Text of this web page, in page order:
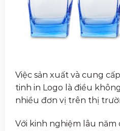
Việc sản xuất và cung
tinh in Logo là điều
nhiều đơn vị trên thị
Với kinh nghiệm lâu